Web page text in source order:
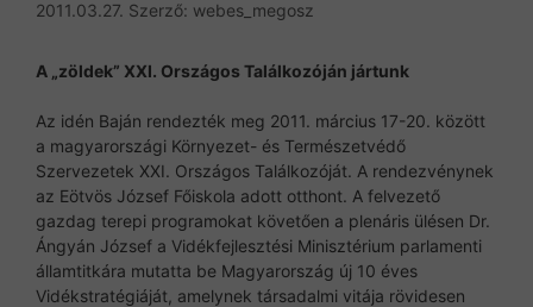
2011.03.27. Szerző: webes_megosz
A „zöldek” XXI. Országos Találkozóján jártunk
Az idén Baján rendezték meg 2011. március 17-20. között
a magyarországi Környezet- és Természetvédő
Szervezetek XXI. Országos Találkozóját. A rendezvénynek
az Eötvös József Főiskola adott otthont. A felvezető
gazdag terepi programokat követően a plenáris ülésen Dr.
Ángyán József a Vidékfejlesztési Minisztérium parlamenti
államtitkára mutatta be Magyarország új 10 éves
Vidékstratégiáját, amelynek társadalmi vitája rövidesen